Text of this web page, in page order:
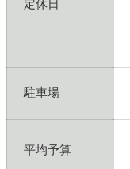
定休日
駐車場
平均予算